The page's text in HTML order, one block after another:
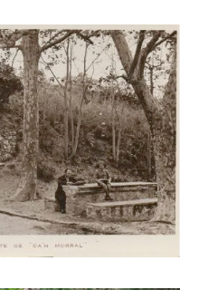
Can
Morral
(Abrera)